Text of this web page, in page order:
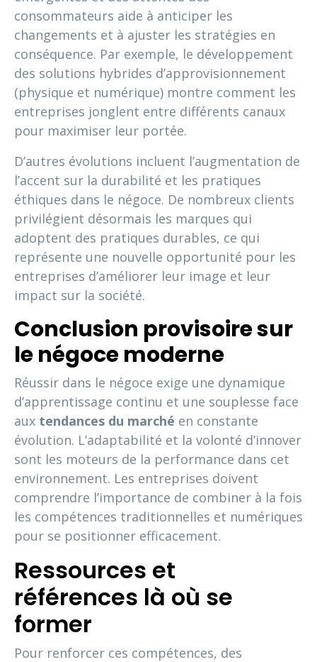
consommateurs aide à anticiper les
changements et à ajuster les stratégies en
conséquence. Par exemple, le développement
des solutions hybrides d’approvisionnement
(physique et numérique) montre comment les
entreprises jonglent entre différents canaux
pour maximiser leur portée.
D’autres évolutions incluent l’augmentation de
l’accent sur la durabilité et les pratiques
éthiques dans le négoce. De nombreux clients
privilégient désormais les marques qui
adoptent des pratiques durables, ce qui
représente une nouvelle opportunité pour les
entreprises d’améliorer leur image et leur
impact sur la société.
Conclusion provisoire sur
le négoce moderne
Réussir dans le négoce exige une dynamique
d’apprentissage continu et une souplesse face
aux tendances du marché en constante
évolution. L’adaptabilité et la volonté d’innover
sont les moteurs de la performance dans cet
environnement. Les entreprises doivent
comprendre l’importance de combiner à la fois
les compétences traditionnelles et numériques
pour se positionner efficacement.
Ressources et
références là où se
former
Pour renforcer ces compétences, des